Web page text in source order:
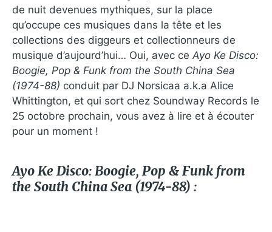
de nuit devenues mythiques, sur la place
qu’occupe ces musiques dans la tête et les
collections des diggeurs et collectionneurs de
musique d’aujourd’hui… Oui, avec ce Ayo Ke Disco:
Boogie, Pop & Funk from the South China Sea
(1974-88) conduit par DJ Norsicaa a.k.a Alice
Whittington, et qui sort chez Soundway Records le
25 octobre prochain, vous avez à lire et à écouter
pour un moment !
Ayo Ke Disco: Boogie, Pop & Funk from
the South China Sea (1974​-​88) :